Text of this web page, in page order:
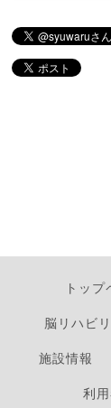
トップ
脳リハビ
施設情報
利